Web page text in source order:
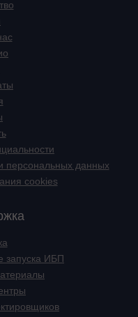
персональных данных
cookies
запуска ИБП